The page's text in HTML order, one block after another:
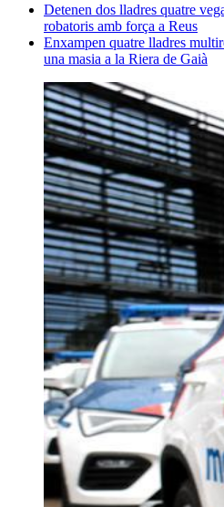
Detenen dos lladres quatre
robatoris amb força a Reus
Enxampen quatre lladres
una masia a la Riera de Gaià